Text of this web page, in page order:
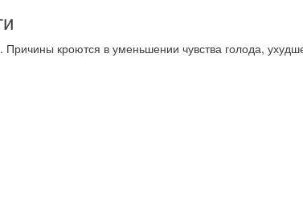
кроются в уменьшении чувства голода,